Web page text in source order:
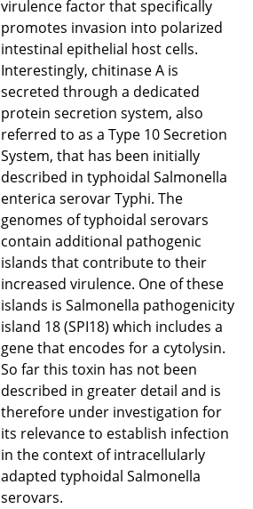
virulence factor that specifically
promotes invasion into polarized
intestinal epithelial host cells.
Interestingly, chitinase A is
secreted through a dedicated
protein secretion system, also
referred to as a Type 10 Secretion
System, that has been initially
described in typhoidal Salmonella
enterica serovar Typhi. The
genomes of typhoidal serovars
contain additional pathogenic
islands that contribute to their
increased virulence. One of these
islands is Salmonella pathogenicity
island 18 (SPI18) which includes a
gene that encodes for a cytolysin.
So far this toxin has not been
described in greater detail and is
therefore under investigation for
its relevance to establish infection
in the context of intracellularly
adapted typhoidal Salmonella
serovars.